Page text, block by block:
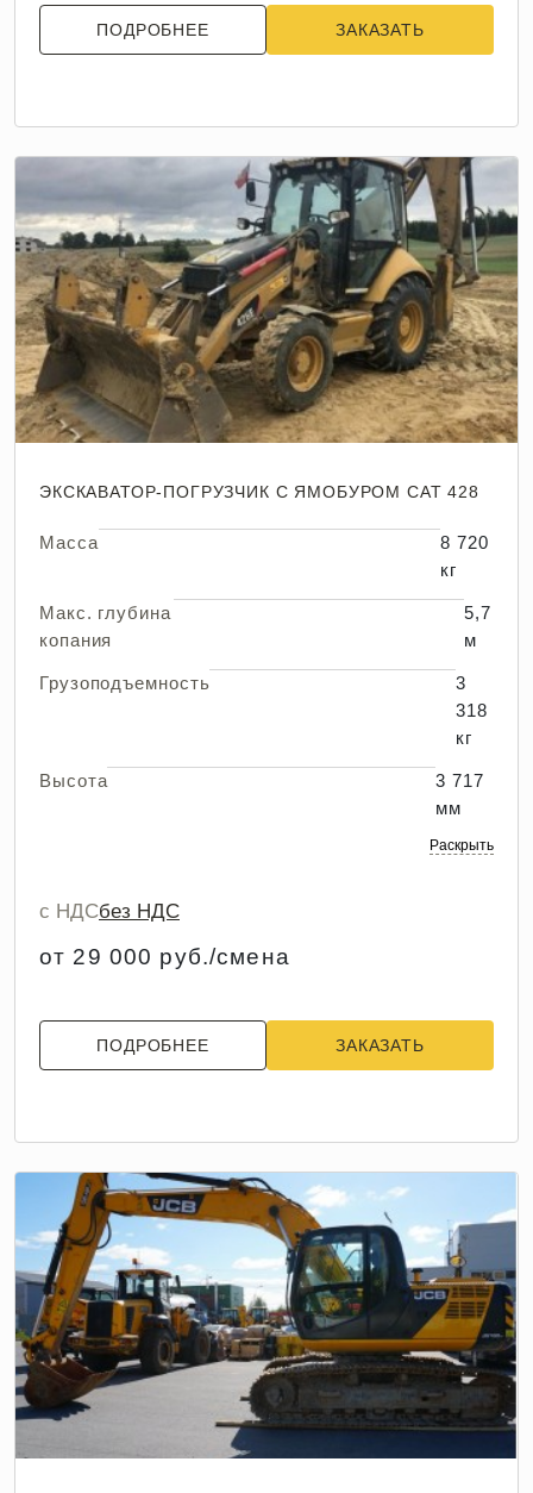
ПОДРОБНЕЕ ЗАКАЗАТЬ
ЭКСКАВАТОР-ПОГРУЗЧИК С ЯМОБУРОМ CAT 428
Масса
8 720
кг
Макс. глубина
копания
5,7
м
Грузоподъемность
3
318
кг
Высота
3 717
мм
Раскрыть
с НДСбез НДС
от 29 000 руб./смена
ПОДРОБНЕЕ ЗАКАЗАТЬ